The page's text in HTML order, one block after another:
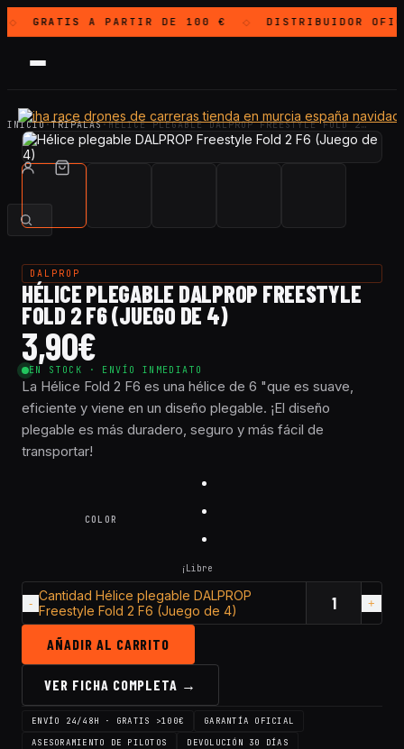
◇ GRATISA PARTIR DE 100 € ◇ DISTRIBUIDOR
INICIO·TRIPALAS·HÉLICE PLEGABLE DALPROP FREESTYLE FOLD 2…
DALPROP
HÉLICE PLEGABLE DALPROP FREESTYLE
FOLD 2 F6 (JUEGO DE 4)
3,90€
EN STOCK · ENVÍO INMEDIATO
La Hélice Fold 2 F6 es una hélice de 6 "que es suave,
eficiente y viene en un diseño plegable. ¡El diseño
plegable es más duradero, seguro y más fácil de
transportar!
COLOR
¡Libre
Cantidad Hélice plegable DALPROP
Freestyle Fold 2 F6 (Juego de 4)
AÑADIR AL CARRITO
VER FICHA COMPLETA →
ENVÍO 24/48H · GRATIS >100€
GARANTÍA OFICIAL
ASESORAMIENTO DE PILOTOS
DEVOLUCIÓN 30 DÍAS